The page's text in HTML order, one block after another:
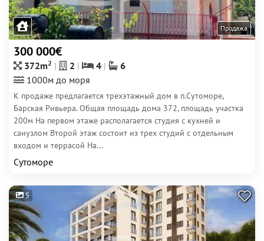
Продажа
300 000€
372m2 2 4
6
1000м до моря
К продаже предлагается трехэтажный дом в п.Сутоморе,
Барская Ривьера. Общая площадь дома 372, площадь участка
200м На первом этаже располагается студия с кухней и
санузлом Второй этаж состоит из трех студий с отдельным
входом и террасой На...
Сутоморе
5